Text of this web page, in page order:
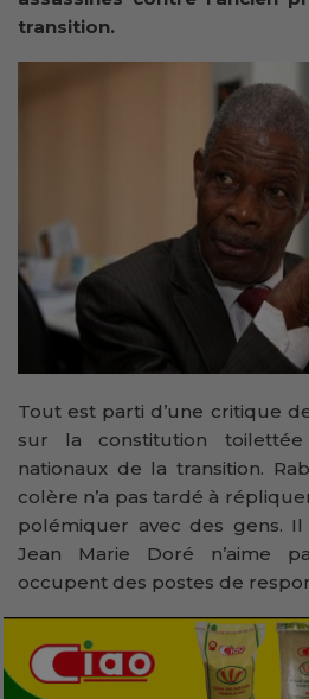
transition.
Tout est parti d’une critique
sur la constitution
nationaux de la transition.
colère n’a pas tardé à répliquer
polémiquer avec des gens.
Jean Marie Doré n’aime
occupent des postes de